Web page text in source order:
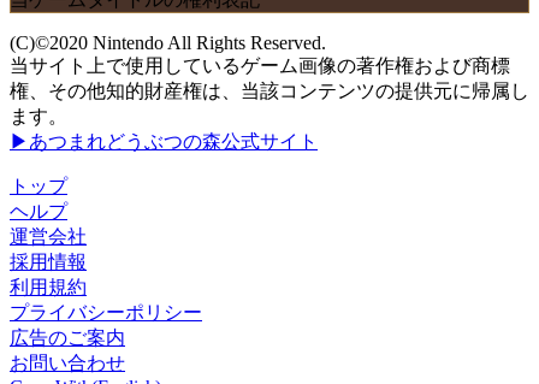
(C)©2020 Nintendo All Rights Reserved.
当サイト上で使用しているゲーム画像の著作権および商標
権、その他知的財産権は、当該コンテンツの提供元に帰属し
ます。
▶あつまれどうぶつの森公式サイト
トップ
ヘルプ
運営会社
採用情報
利用規約
プライバシーポリシー
広告のご案内
お問い合わせ